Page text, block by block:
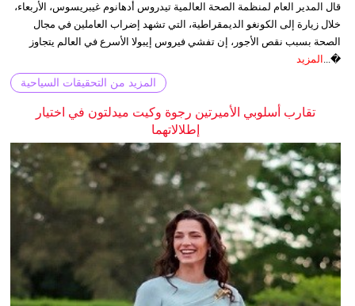
قال المدير العام لمنظمة الصحة العالمية تيدروس أدهانوم غيبريسوس، الأربعاء،
خلال زيارة إلى الكونغو الديمقراطية، التي تشهد إضراب العاملين في مجال
الصحة بسبب نقص الأجور، إن تفشي فيروس إيبولا الأسرع في العالم يتجاوز
�... المزيد
المزيد من التحقيقات السياحية
تقارب أسلوبي الأميرتين رجوة وكيت ميدلتون في اختيار
إطلالاتهما